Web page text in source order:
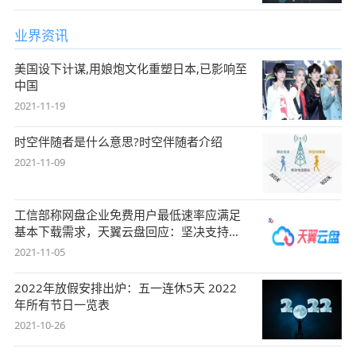
业界资讯
美国设下计谋,用娘炮文化重塑日本,已影响至
中国
2021-11-19
时空伴随者是什么意思?时空伴随者介绍
2021-11-09
工信部称网盘企业免费用户最低速率应满足
基本下载需求，天翼云盘回应：坚决支持，
始终
2021-11-05
2022年放假安排出炉：五一连休5天 2022
年所有节日一览表
2021-10-26